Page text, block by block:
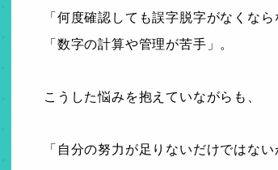
「何度確認しても誤字脱字がなくなら
「数字の計算や管理が苦手」。
こうした悩みを抱えていながらも、
「自分の努力が足りないだけではない